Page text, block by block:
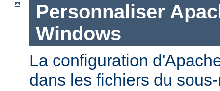
Personnaliser
Windows
La configuration
dans les fichiers du